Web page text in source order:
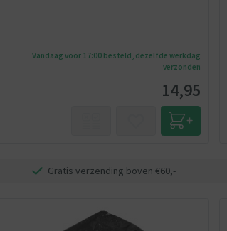
Vandaag voor 17:00 besteld, dezelfde werkdag
verzonden
14,95
Gratis verzending boven €60,-